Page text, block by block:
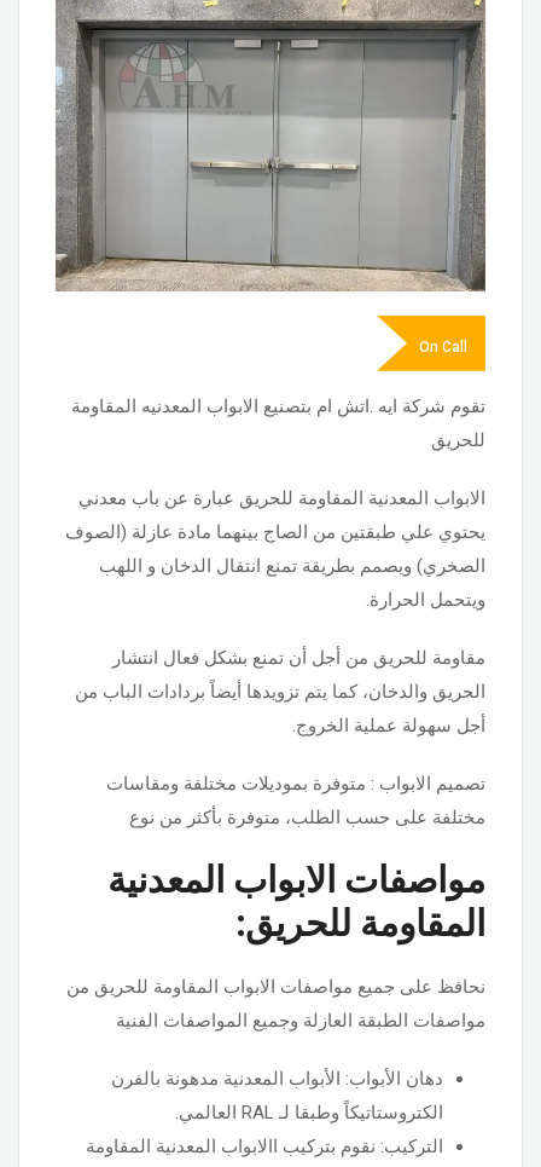
On Call
تقوم شركة ايه .اتش ام بتصنيع الابواب المعدنيه المقاومة
للحريق
الابواب المعدنية المقاومة للحريق عبارة عن باب معدني
يحتوي علي طبقتين من الصاج بينهما مادة عازلة (الصوف
الصخري) ويصمم بطريقة تمنع انتقال الدخان و اللهب
ويتحمل الحرارة.
مقاومة للحريق من أجل أن تمنع بشكل فعال انتشار
الحريق والدخان، كما يتم تزويدها أيضاً بردادات الباب من
أجل سهولة عملية الخروج.
تصميم الابواب : متوفرة بموديلات مختلفة ومقاسات
مختلفة على حسب الطلب، متوفرة بأكثر من نوع
مواصفات الابواب المعدنية
المقاومة للحريق:
نحافظ على جميع مواصفات الابواب المقاومة للحريق من
مواصفات الطبقة العازلة وجميع المواصفات الفنية
دهان الأبواب: الأبواب المعدنية مدهونة بالفرن
الكتروستاتيكاً وطبقا لـ RAL العالمي.
التركيب: نقوم بتركيب االابواب المعدنية المقاومة